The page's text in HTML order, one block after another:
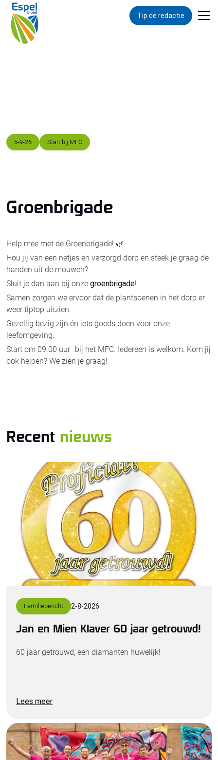
Tip de redactie
5-9-26 Start bij MFC
Groenbrigade
Help mee met de Groenbrigade! 🌿
Hou jij van een netjes en verzorgd dorp en steek je graag de
handen uit de mouwen?
Sluit je dan aan bij onzegroenbrigade!
Samen zorgen we ervoor dat de plantsoenen in het dorp er
weer tiptop uitzien.
Gezellig bezig zijn én iets goeds doen voor onze
leefomgeving.
Start om 09.00 uur bij het MFC. Iedereen is welkom. Kom jij
ook helpen? We zien je graag!
Recent nieuws
Familiebericht 2-8-2026
Jan en Mien Klaver 60 jaar getrouwd!
60 jaar getrouwd, een diamanten huwelijk!
Lees meer